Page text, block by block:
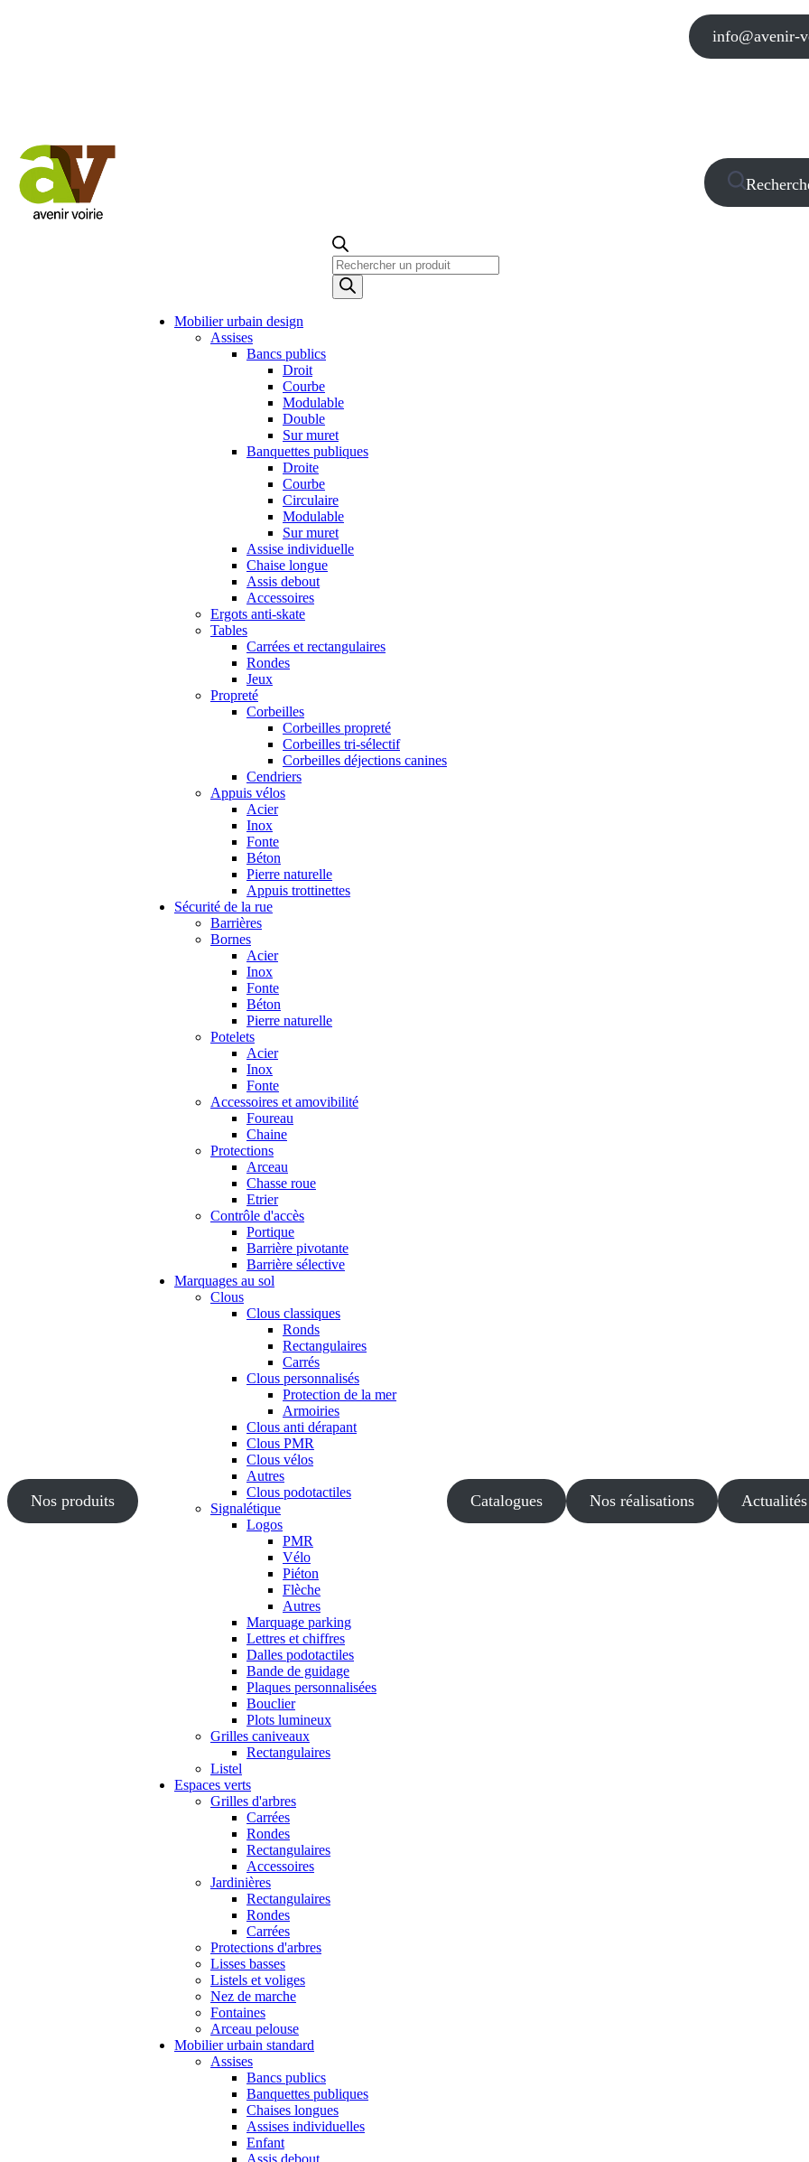
info@avenir-
Recherche
de
produits
Nos produits
Mobilier urbain design
Assises
Bancs publics
Droit
Courbe
Modulable
Double
Sur muret
Banquettes publiques
Droite
Courbe
Circulaire
Modulable
Sur muret
Assise individuelle
Chaise longue
Assis debout
Accessoires
Ergots anti-skate
Tables
Carrées et rectangulaires
Rondes
Jeux
Propreté
Corbeilles
Corbeilles propreté
Corbeilles tri-sélectif
Corbeilles déjections canines
Cendriers
Appuis vélos
Acier
Inox
Fonte
Béton
Pierre naturelle
Appuis trottinettes
Sécurité de la rue
Barrières
Bornes
Acier
Inox
Fonte
Béton
Pierre naturelle
Potelets
Acier
Inox
Fonte
Accessoires et amovibilité
Foureau
Chaine
Protections
Arceau
Chasse roue
Etrier
Contrôle d'accès
Portique
Barrière pivotante
Barrière sélective
Marquages au sol
Clous
Clous classiques
Ronds
Rectangulaires
Carrés
Clous personnalisés
Protection de la mer
Armoiries
Clous anti dérapant
Clous PMR
Clous vélos
Autres
Clous podotactiles
Signalétique
Logos
PMR
Vélo
Piéton
Flèche
Autres
Marquage parking
Lettres et chiffres
Dalles podotactiles
Bande de guidage
Plaques personnalisées
Bouclier
Plots lumineux
Grilles caniveaux
Rectangulaires
Listel
Espaces verts
Grilles d'arbres
Carrées
Rondes
Rectangulaires
Accessoires
Jardinières
Rectangulaires
Rondes
Carrées
Protections d'arbres
Lisses basses
Listels et voliges
Nez de marche
Fontaines
Arceau pelouse
Mobilier urbain standard
Assises
Bancs publics
Banquettes publiques
Chaises longues
Assises individuelles
Enfant
Assis debout
Catalogues Nos réalisations Actualités